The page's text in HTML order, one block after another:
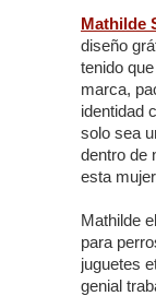
Mathilde
diseño
tenido
marca,
identidad
solo sea
dentro de
esta
Mathilde
para
juguetes
genial